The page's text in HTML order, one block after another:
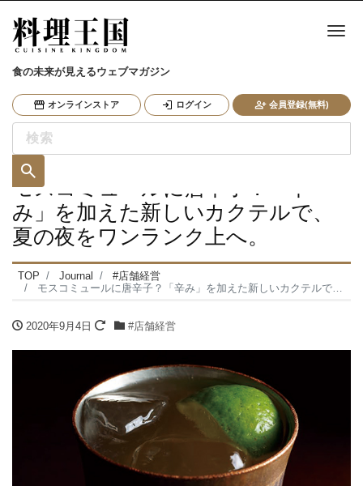
食の未来が見えるウェブマガジン
オンラインストア ログイン 会員登録(無料)
ナ
モスコミュールに唐辛子？「辛
み」を加えた新しいカクテルで、
夏の夜をワンランク上へ。
TOP Journal
#店舗経営
モスコミュールに唐辛子？「辛み」を加えた新しいカクテルで、夏の夜をワンランク上へ。
2020年9月4日 #店舗経営